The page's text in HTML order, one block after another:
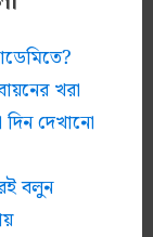
খরা
দেখানো
বলুন